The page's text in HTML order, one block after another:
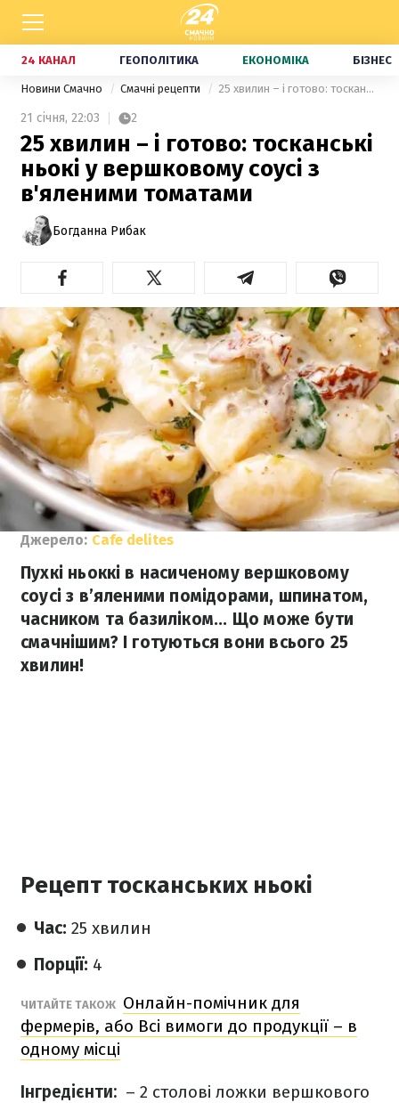
24 КАНАЛ ГЕОПОЛІТИКА ЕКОНОМІКА БІЗНЕС
Новини Смачно Смачні рецепти 25 хвилин – і готово: тосканські ньокі у вершковому соусі з в'яленими томатами
21 січня, 22:03 2
25 хвилин – і готово: тосканські
ньокі у вершковому соусі з
в'яленими томатами
Богданна Рибак
Джерело: Сafe delites
Пухкі ньоккі в насиченому вершковому
соусі з в’яленими помідорами, шпинатом,
часником та базиліком... Що може бути
смачнішим? І готуються вони всього 25
хвилин!
Рецепт тосканських ньокі
Час: 25 хвилин
Порції: 4
ЧИТАЙТЕ ТАКОЖ Онлайн-помічник для
фермерів, або Всі вимоги до продукції – в
одному місці
Інгредієнти: – 2 столові ложки вершкового